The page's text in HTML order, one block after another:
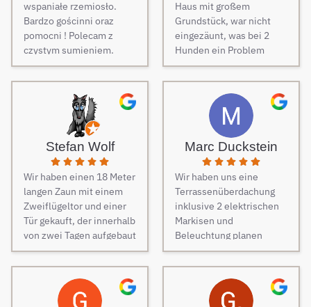
wspaniałe rzemiosło.
Bardzo gościnni oraz
pomocni ! Polecam z
czystym sumieniem.
Haus mit großem
Grundstück, war nicht
eingezäunt, was bei 2
Hunden ein Problem
darstellt. Daher musste
dringend und schnell ein
Zaun her. Auf Empfehlung
von Freunden haben wir
unseren Zaun bei Berg
Zäune beauftragt und es
keine Sekunde bereut.
Dieser Tipp war wirklich
Gold wert! Von Angebot
bis zur Fertigstellung des
Zauns, verlief alles
absolut reibungslos. Alle
Fragen wurden im
Vorfeld schnell
beantwortet, auf
Sonderwünsche wurde
eingegangen und
Stefan Wolf
Wir haben einen 18 Meter
langen Zaun mit einem
Zweiflügeltor und einer
Tür gekauft, der innerhalb
von zwei Tagen aufgebaut
wurde. Am dritten Tag
kamen die Elektriker, um
die Steuerung und
Elektrik des Tores
Marc Duckstein
Wir haben uns eine
Terrassenüberdachung
inklusive 2 elektrischen
Markisen und
Beleuchtung planen
lassen. Es war vom
ersten Kontakt bis zur
finalen Ausführung des
Projektes eine